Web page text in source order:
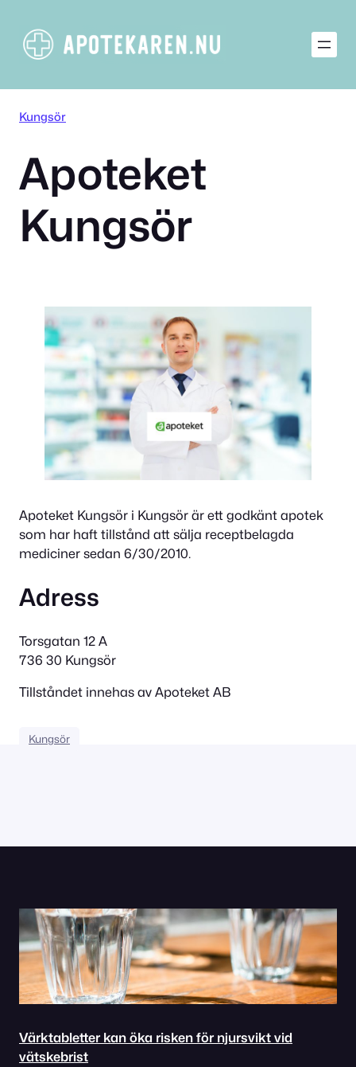
innehåll
Kungsör
Apoteket
Kungsör
Apoteket Kungsör i Kungsör är ett godkänt apotek
som har haft tillstånd att sälja receptbelagda
mediciner sedan 6/30/2010.
Adress
Torsgatan 12 A
736 30 Kungsör
Tillståndet innehas av Apoteket AB
Kungsör
Värktabletter kan öka risken för njursvikt vid
vätskebrist